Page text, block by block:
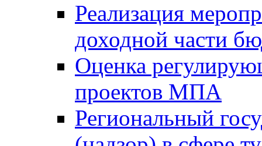
Реализация
доходной части
Оценка
проектов МПА
Региональный